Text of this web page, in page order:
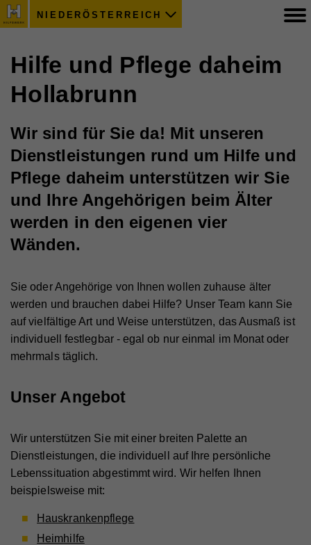
NIEDERÖSTERREICH
Hilfe und Pflege daheim
Hollabrunn
Wir sind für Sie da! Mit unseren
Dienstleistungen rund um Hilfe und
Pflege daheim unterstützen wir Sie
und Ihre Angehörigen beim Älter
werden in den eigenen vier
Wänden.
Sie oder Angehörige von Ihnen wollen zuhause älter
werden und brauchen dabei Hilfe? Unser Team kann Sie
auf vielfältige Art und Weise unterstützen, das Ausmaß ist
individuell festlegbar - egal ob nur einmal im Monat oder
mehrmals täglich.
Unser Angebot
Wir unterstützen Sie mit einer breiten Palette an
Dienstleistungen, die individuell auf Ihre persönliche
Lebenssituation abgestimmt wird. Wir helfen Ihnen
beispielsweise mit:
Hauskrankenpflege
Heimhilfe